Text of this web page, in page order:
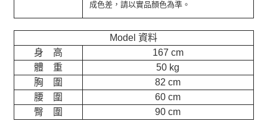
成色差，請以實品顏色為準。
Model 資料
身 高
167 cm
體 重
50 kg
胸 圍
82 cm
腰 圍
60 cm
臀 圍
90 cm